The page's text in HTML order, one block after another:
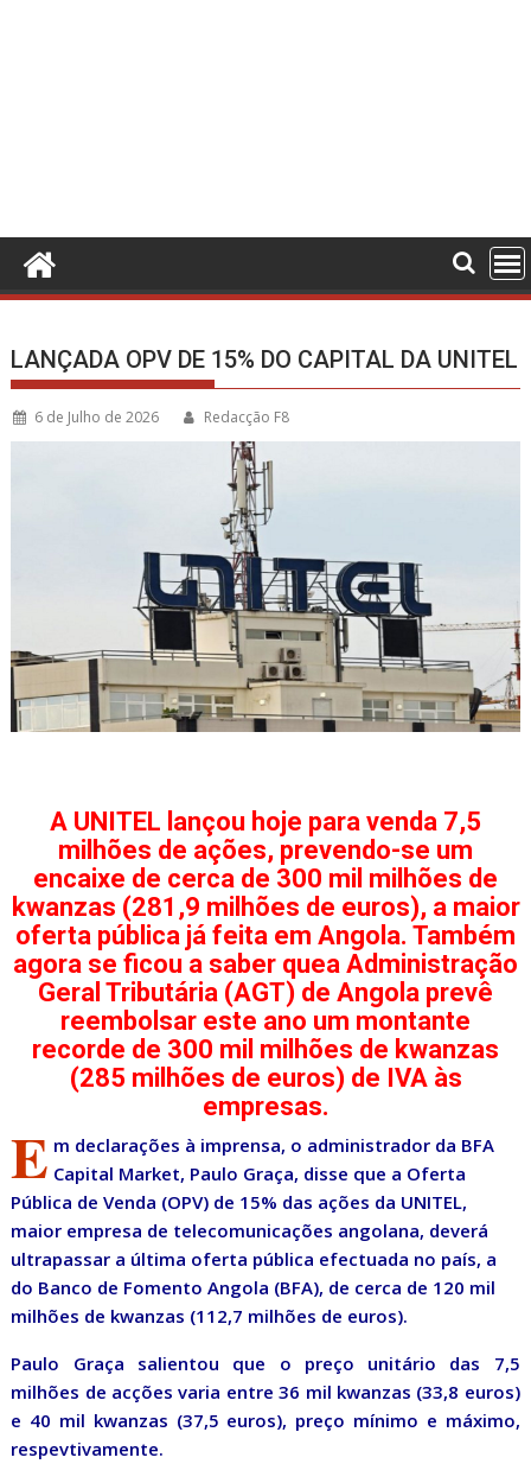
LANÇADA OPV DE 15% DO CAPITAL DA UNITEL
6 de Julho de 2026 Redacção F8
A UNITEL lançou hoje para venda 7,5
milhões de ações, prevendo-se um
encaixe de cerca de 300 mil milhões de
kwanzas (281,9 milhões de euros), a maior
oferta pública já feita em Angola. Também
agora se ficou a saber quea Administração
Geral Tributária (AGT) de Angola prevê
reembolsar este ano um montante
recorde de 300 mil milhões de kwanzas
(285 milhões de euros) de IVA às
empresas.
E m declarações à imprensa, o administrador da BFA
Capital Market, Paulo Graça, disse que a Oferta
Pública de Venda (OPV) de 15% das ações da UNITEL,
maior empresa de telecomunicações angolana, deverá
ultrapassar a última oferta pública efectuada no país, a
do Banco de Fomento Angola (BFA), de cerca de 120 mil
milhões de kwanzas (112,7 milhões de euros).
Paulo Graça salientou que o preço unitário das 7,5
milhões de acções varia entre 36 mil kwanzas (33,8 euros)
e 40 mil kwanzas (37,5 euros), preço mínimo e máximo,
respevtivamente.